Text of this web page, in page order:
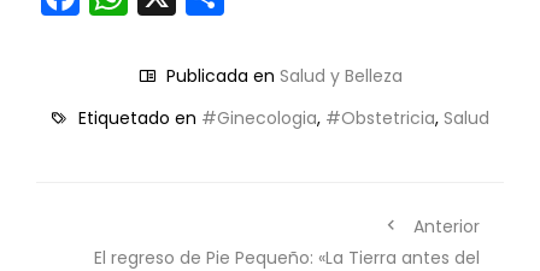
Publicada en Salud y Belleza
Etiquetado en #Ginecologia, #Obstetricia, Salud
Anterior
El regreso de Pie Pequeño: «La Tierra antes del